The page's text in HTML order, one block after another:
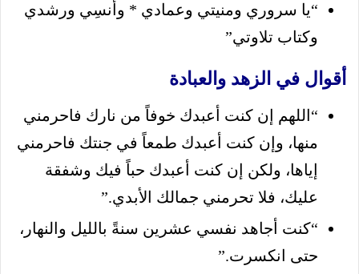
“يا سروري ومنيتي وعمادي * وأنسِي ورشدي
وكتاب تلاوتي”
أقوال في الزهد والعبادة
“اللهم إن كنت أعبدك خوفاً من نارك فاحرمني
منها، وإن كنت أعبدك طمعاً في جنتك فاحرمني
إياها، ولكن إن كنت أعبدك حباً فيك وشفقة
عليك، فلا تحرمني جمالك الأبدي.”
“كنت أجاهد نفسي عشرين سنةً بالليل والنهار،
حتى انكسرت.”